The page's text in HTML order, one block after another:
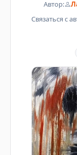
Автор:
Связаться с